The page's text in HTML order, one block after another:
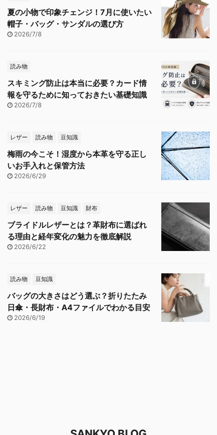
夏の小物で印象チェンジ！7月に使いたい
帽子・バッグ・サンダルの選び方
2026/7/8
読み物
スキミング防止は本当に必要？カード情
報を守るために知っておきたい基礎知識
2026/7/8
レザー 読み物 豆知識
梅雨の今こそ！湿度から本革を守る正し
いお手入れと保管方法
2026/6/29
レザー 読み物 豆知識 財布
ブライドルレザーとは？革財布に選ばれ
る理由と経年変化の魅力を徹底解説
2026/6/22
読み物 豆知識
バッグの大きさはどう選ぶ？折りたたみ
日傘・長財布・A4ファイルでわかる目安
2026/6/19